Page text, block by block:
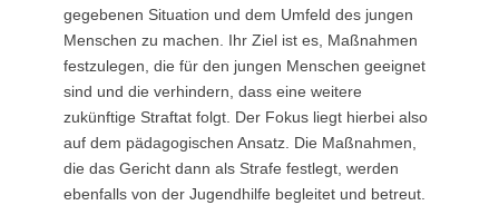
gegebenen Situation und dem Umfeld des jungen
Menschen zu machen. Ihr Ziel ist es, Maßnahmen
festzulegen, die für den jungen Menschen geeignet
sind und die verhindern, dass eine weitere
zukünftige Straftat folgt. Der Fokus liegt hierbei also
auf dem pädagogischen Ansatz. Die Maßnahmen,
die das Gericht dann als Strafe festlegt, werden
ebenfalls von der Jugendhilfe begleitet und betreut.